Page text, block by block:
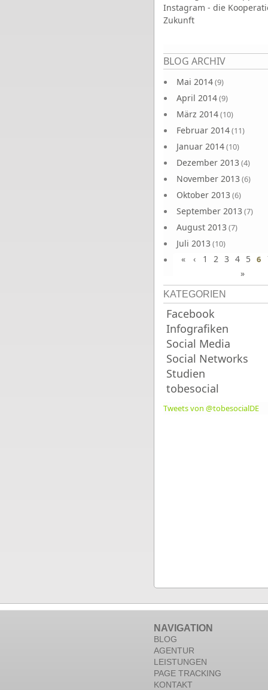
Instagram - die
Zukunft
BLOG ARCHIV
Mai 2014(9)
April 2014(9)
März 2014(10)
Februar 2014(11)
Januar 2014(10)
Dezember 2013 (4)
November 2013 (6)
Oktober 2013 (6)
September 2013 (7)
August 2013 (7)
Juli 2013 (10)
Juni 2013(10)
Seiten
« ‹ 1 2 3 4 5 6
»
KATEGORIEN
Facebook
Infografiken
Social Media
Social Networks
Studien
tobesocial
Tweets von @tobesocialDE
NAVIGATION
BLOG
AGENTUR
LEISTUNGEN
PAGE TRACKING
KONTAKT